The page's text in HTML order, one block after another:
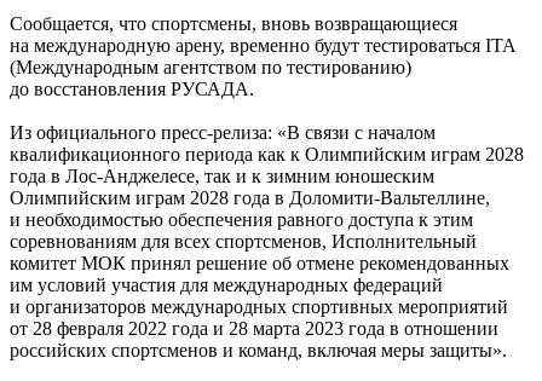
Сообщается, что спортсмены, вновь возвращающиеся
на международную арену, временно будут тестироваться ITA
(Международным агентством по тестированию)
до восстановления РУСАДА.
Из официального пресс-релиза: «В связи с началом
квалификационного периода как к Олимпийским играм 2028
года в Лос-Анджелесе, так и к зимним юношеским
Олимпийским играм 2028 года в Доломити-Вальтеллине,
и необходимостью обеспечения равного доступа к этим
соревнованиям для всех спортсменов, Исполнительный
комитет МОК принял решение об отмене рекомендованных
им условий участия для международных федераций
и организаторов международных спортивных мероприятий
от 28 февраля 2022 года и 28 марта 2023 года в отношении
российских спортсменов и команд, включая меры защиты».